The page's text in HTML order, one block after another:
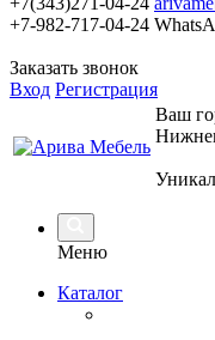
+7-982-717-04-24
Заказать звонок
Вход Регистрация
Ваш
Меню
Каталог